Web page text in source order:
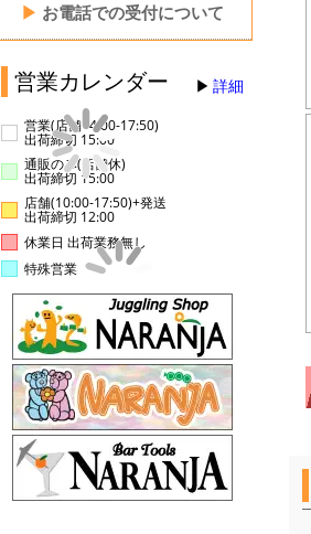
▶ お電話での受付について
営業カレンダー 詳細
営業(店舗14:00-17:50)
出荷締切 15:00
通販のみ(店舗休)
出荷締切 15:00
店舗(10:00-17:50)+発送
出荷締切 12:00
休業日 出荷業務無し
特殊営業